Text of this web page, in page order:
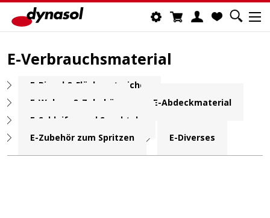
E-Verbrauchsmaterial
E-Pinsel & Flächenstreicher
E-Walzen & Zubehör
E-Abdeckmaterial
E-Schleifen und Spachteln
E-Zubehör zum Spritzen
E-Diverses